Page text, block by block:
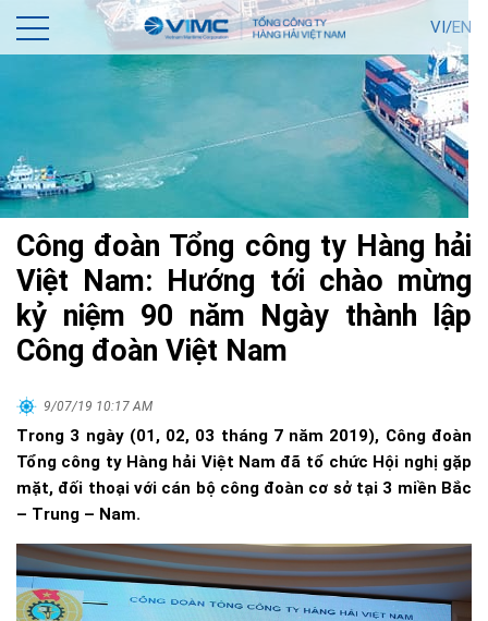
VI/EN
Công đoàn Tổng công ty Hàng hải
Việt Nam: Hướng tới chào mừng
kỷ niệm 90 năm Ngày thành lập
Công đoàn Việt Nam
9/07/19 10:17 AM
Trong 3 ngày (01, 02, 03 tháng 7 năm 2019), Công đoàn
Tổng công ty Hàng hải Việt Nam đã tổ chức Hội nghị gặp
mặt, đối thoại với cán bộ công đoàn cơ sở tại 3 miền Bắc
– Trung – Nam.